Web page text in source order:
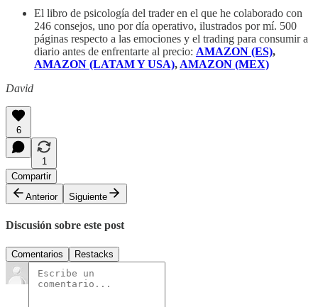
El libro de psicología del trader en el que he colaborado con
246 consejos, uno por día operativo, ilustrados por mí. 500
páginas respecto a las emociones y el trading para consumir a
diario antes de enfrentarte al precio: AMAZON (ES),
AMAZON (LATAM Y USA), AMAZON (MEX)
David
6
1
Compartir
Anterior
Siguiente
Discusión sobre este post
Comentarios Restacks